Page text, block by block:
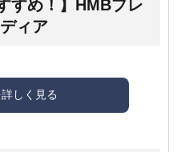
すめ！】HMBプレ
ィア
しく見る